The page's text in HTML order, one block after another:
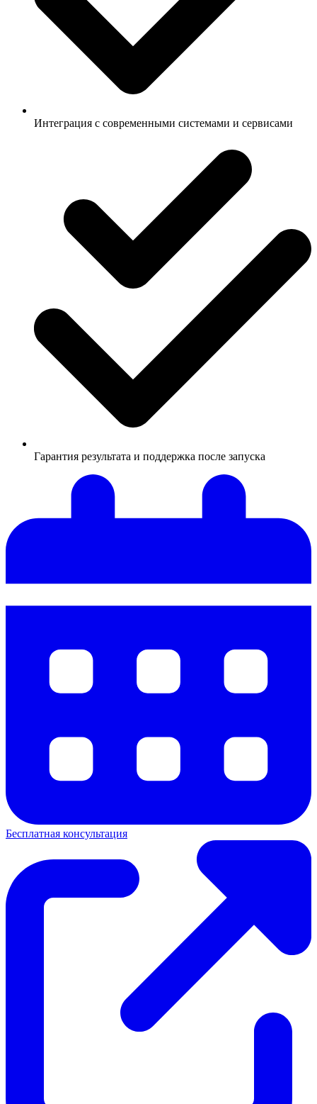
Интеграция с современными системами и сервисами
Гарантия результата и поддержка после запуска
Бесплатная консультация